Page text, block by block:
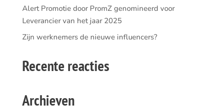
Alert Promotie door PromZ genomineerd voor
Leverancier van het jaar 2025
Zijn werknemers de nieuwe influencers?
Recente reacties
Archieven